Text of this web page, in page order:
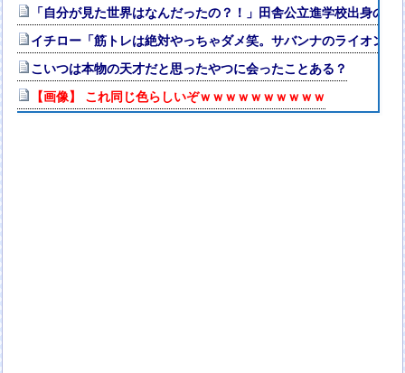
「自分が見た世界はなんだったの？！」田舎公立進学校出身の
イチロー「筋トレは絶対やっちゃダメ笑。サバンナのライオンが
こいつは本物の天才だと思ったやつに会ったことある？
【画像】 これ同じ色らしいぞｗｗｗｗｗｗｗｗｗｗ